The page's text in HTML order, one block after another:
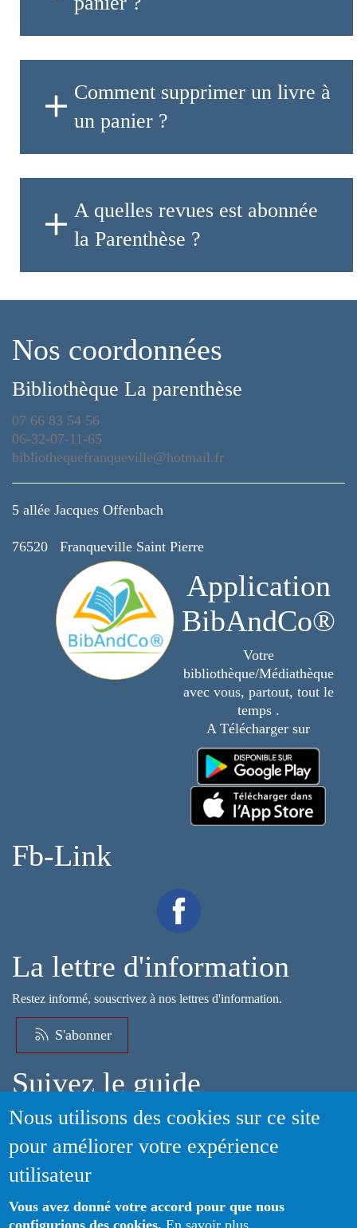
Comment supprimer un livre à
un panier ?
A quelles revues est abonnée
la Parenthèse ?
Nos coordonnées
Bibliothèque La parenthèse
07 66 83 54 56
06-32-07-11-65
bibliothequefranqueville@hotmail.fr
5 allée Jacques Offenbach
76520 Franqueville Saint Pierre
Application
BibAndCo®
Votre
bibliothèque/Médiathèque
avec vous, partout, tout le
temps .
A Télécharger sur
Fb-Link
La lettre d'information
Restez informé, souscrivez à nos lettres d'information.
S'abonner
Suivez le guide
Informations sur l'utilisation de votre compte adhérent
Voir le guide
Nous utilisons des cookies sur ce site
pour améliorer votre expérience
utilisateur
Vous avez donné votre accord pour que nous
configurions des cookies. En savoir plus